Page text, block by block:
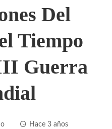
Del
Tiempo
Guerra
Hace 3 años